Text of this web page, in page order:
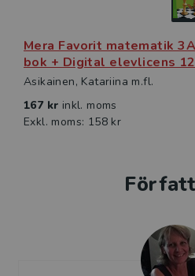
Mera Favorit matematik
bok + Digital elevlicens
Asikainen, Katariina m.fl.
167 kr inkl. moms
Exkl. moms: 158 kr